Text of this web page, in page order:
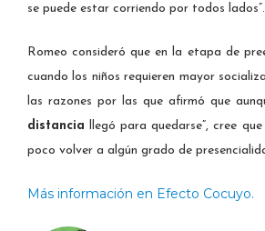
se puede estar corriendo por todos lados”.
Romeo consideró que en la etapa de
cuando los niños requieren mayor
las razones por las que afirmó que
distancia llegó para quedarse”, cree
poco volver a algún grado de
Más información en Efecto Cocuyo.